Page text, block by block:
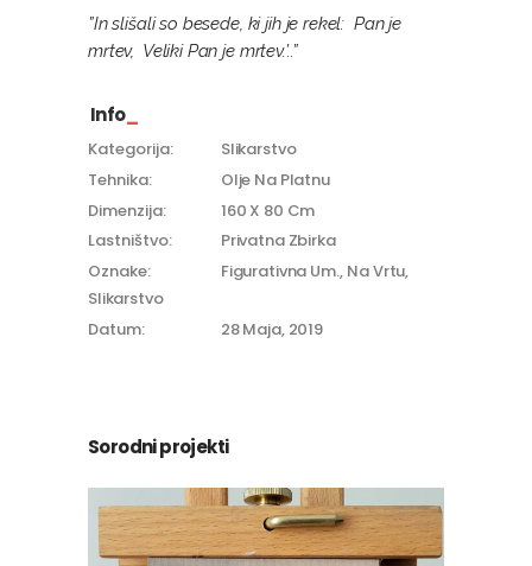
”In slišali so besede, ki jih je rekel: Pan je
mrtev, Veliki Pan je mrtev.’..”
Info
Kategorija:
Slikarstvo
Tehnika:
Olje Na Platnu
Dimenzija:
160 X 80 Cm
Lastništvo:
Privatna Zbirka
Oznake:
Figurativna Um. Na Vrtu
Slikarstvo
Datum:
28 Maja, 2019
Sorodni projekti